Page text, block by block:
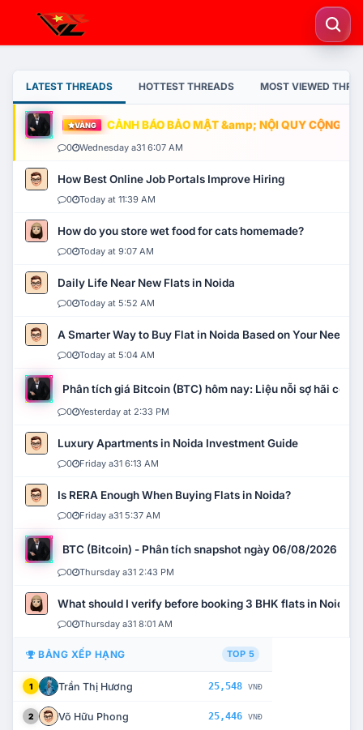
LATEST THREADS HOTTEST THREADS MOST VIEWED
VÀNG CẢNH BÁO BẢO MẬT &amp; NỘI QUY CỘNG
0 Wednesday a31 6:07 AM
How Best Online Job Portals Improve Hiring
0 Today at 11:39 AM
How do you store wet food for cats homemade?
0 Today at 9:07 AM
Daily Life Near New Flats in Noida
0 Today at 5:52 AM
A Smarter Way to Buy Flat in Noida Based on Your Needs
0 Today at 5:04 AM
Phân tích giá Bitcoin (BTC) hôm nay: Liệu nỗi sợ hãi có
0 Yesterday at 2:33 PM
Luxury Apartments in Noida Investment Guide
0 Friday a31 6:13 AM
Is RERA Enough When Buying Flats in Noida?
0 Friday a31 5:37 AM
BTC (Bitcoin) - Phân tích snapshot ngày 06/08/2026
0 Thursday a31 2:43 PM
What should I verify before booking 3 BHK flats in Noida?
0 Thursday a31 8:01 AM
BẢNG XẾP HẠNG TOP 5
1 Trần Thị Hương 25,548 VNĐ
2 Võ Hữu Phong 25,446 VNĐ